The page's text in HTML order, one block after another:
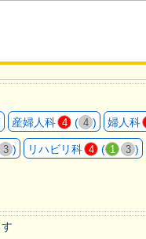
産婦人科 4 ( 4 ) 婦人科
3 ) リハビリ科 4 ( 1 3 )